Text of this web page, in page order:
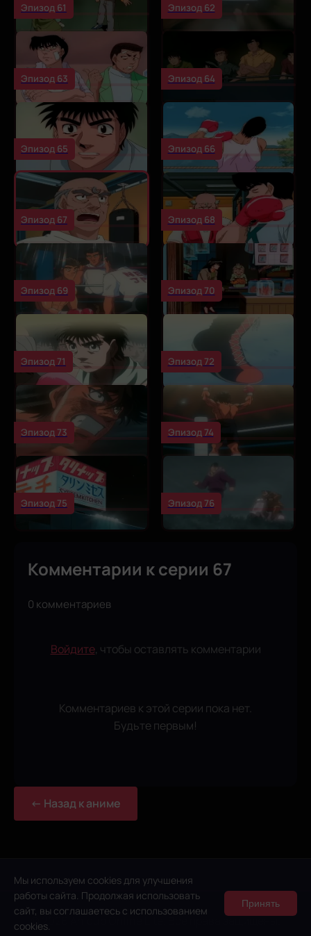
Мы используем cookies для улучшения
работы сайта. Продолжая использовать
сайт, вы соглашаетесь с использованием
cookies.
Принять
Эпизод 61 Эпизод 62
Эпизод 63 Эпизод 64
Эпизод 65 Эпизод 66
Эпизод 67 Эпизод 68
Эпизод 69 Эпизод 70
Эпизод 71 Эпизод 72
Эпизод 73 Эпизод 74
Эпизод 75 Эпизод 76
Комментарии к серии 67
0 комментариев
Войдите, чтобы оставлять комментарии
Комментариев к этой серии пока нет.
Будьте первым!
← Назад к аниме
© 2026 Anidub Online Lite. Все права защищены.